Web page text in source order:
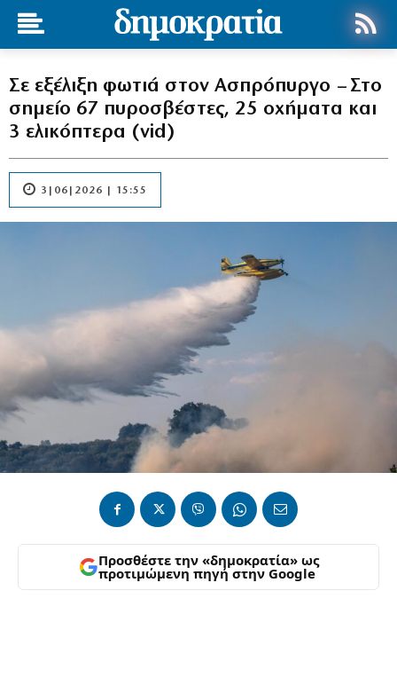
Σε εξέλιξη φωτιά στον Ασπρόπυργο – Στο
σημείο 67 πυροσβέστες, 25 οχήματα και
3 ελικόπτερα (vid)
3|06|2026 | 15:55
Προσθέστε την «δημοκρατία» ως
προτιμώμενη πηγή στην Google